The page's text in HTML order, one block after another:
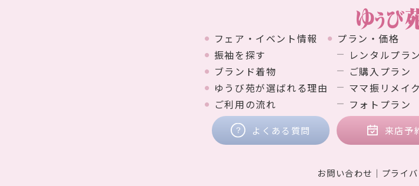
フェア・イベント情報
振袖を探す
ブランド着物
ゆうび苑が選ばれる理由
ご利用の流れ
プラン・価格
レンタルプラン
ご購入プラン
ママ振リメイ
フォトプラン
よくある質問 来店予
お問い合わせ プライ